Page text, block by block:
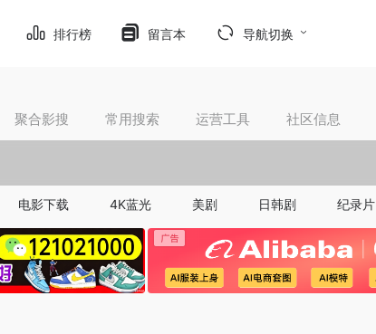
排行榜 留言本 导航切换
聚合影搜 常用搜索 运营工具 社区信息
电影下载 4K蓝光 美剧 日韩剧 纪录片